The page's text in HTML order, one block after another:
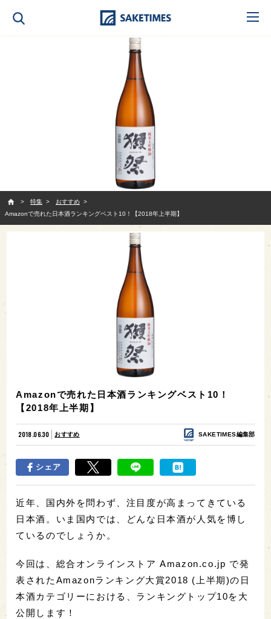
特集
おすすめ
Amazonで売れた日本酒ランキングベスト10！【2018年上半期】
Amazonで売れた日本酒ランキングベスト10！
【2018年上半期】
2018.06.30 おすすめ SAKETIMES編集部
シェア
近年、国内外を問わず、注目度が高まってきている
日本酒。いま国内では、どんな日本酒が人気を博し
ているのでしょうか。
今回は、総合オンラインストア Amazon.co.jp で発
表されたAmazonランキング大賞2018 (上半期)の日
本酒カテゴリーにおける、ランキングトップ10を大
公開します！